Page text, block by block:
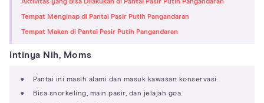
Aktivitas yang Bisa Dilakukan di Pantai Pasir Putih Pangandaran
Tempat Menginap di Pantai Pasir Putih Pangandaran
Tempat Makan di Pantai Pasir Putih Pangandaran
Intinya Nih, Moms
Pantai ini masih alami dan masuk kawasan konservasi.
Bisa snorkeling, main pasir, dan jelajah goa.